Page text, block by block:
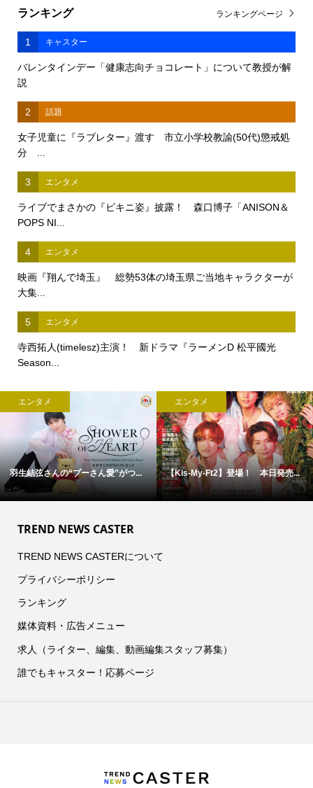
ランキング
1 キャスター
バレンタインデー「健康志向チョコレート」について教授が解
説
2 話題
女子児童に『ラブレター』渡す 市立小学校教諭(50代)懲戒処
分 ...
3 エンタメ
ライブでまさかの『ビキニ姿』披露！ 森口博子「ANISON＆
POPS NI...
4 エンタメ
映画『翔んで埼玉』 総勢53体の埼玉県ご当地キャラクターが
大集...
5 エンタメ
寺西拓人(timelesz)主演！ 新ドラマ『ラーメンD 松平國光
Season...
ランキングページ
エンタメ
羽生結弦さんの“プーさん愛”がつ...
エンタメ
【Kis-My-Ft2】登場！ 本日発売...
TREND NEWS CASTER
TREND NEWS CASTERについて
プライバシーポリシー
ランキング
媒体資料・広告メニュー
求人（ライター、編集、動画編集スタッフ募集）
誰でもキャスター！応募ページ